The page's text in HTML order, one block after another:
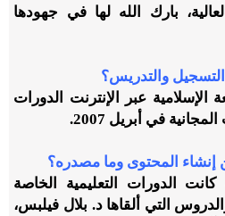
بارك الله لها في جهودها
والتدريس؟
الإسلامية عبر الإنترنت الدورات
في أبريل 2007.
المحتوى وما مصدره؟
كانت الدورات التعليمية الخاصة
التي ألقاها د. بلال فيلبس،